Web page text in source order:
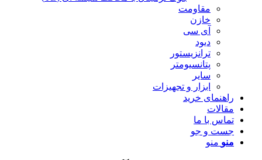
مقاومت
خازن
آی سی
دیود
ترانزیستور
پتانسیومتر
سایر
ابزار و تجهیزات
راهنمای خرید
مقالات
تماس با ما
جست و جو
منو منو